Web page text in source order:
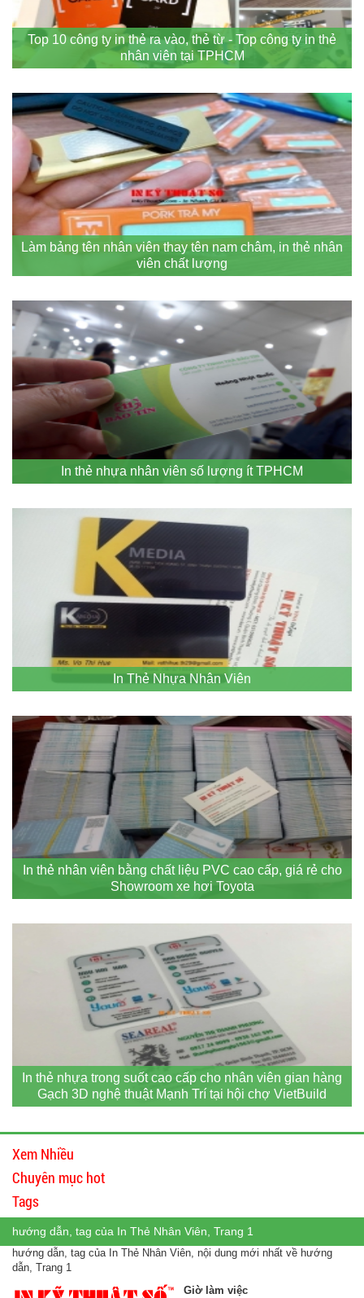
Top 10 công ty in thẻ ra vào, thẻ từ - Top công ty in thẻ
nhân viên tại TPHCM
Làm bảng tên nhân viên thay tên nam châm, in thẻ nhân
viên chất lượng
In thẻ nhựa nhân viên số lượng ít TPHCM
In Thẻ Nhựa Nhân Viên
In thẻ nhân viên bằng chất liệu PVC cao cấp, giá rẻ cho
Showroom xe hơi Toyota
In thẻ nhựa trong suốt cao cấp cho nhân viên gian hàng
Gạch 3D nghệ thuật Mạnh Trí tại hội chợ VietBuild
Xem Nhiều
Chuyên mục hot
Tags
hướng dẫn, tag của In Thẻ Nhân Viên, Trang 1
hướng dẫn, tag của In Thẻ Nhân Viên, nội dung mới nhất về hướng
dẫn, Trang 1
Giờ làm việc